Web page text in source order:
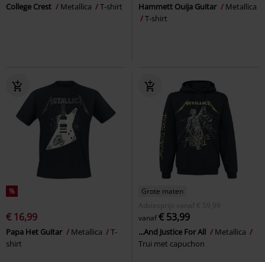
College Crest Metallica T-shirt Hammett Ouija Guitar
Metallica
T-shirt
%
€ 16,99
Papa Het Guitar Metallica
T-
shirt
Grote maten
Adviesprijs
vanaf € 59,99
vanaf€ 53,99
...And Justice For All
Metallica
Trui met capuchon